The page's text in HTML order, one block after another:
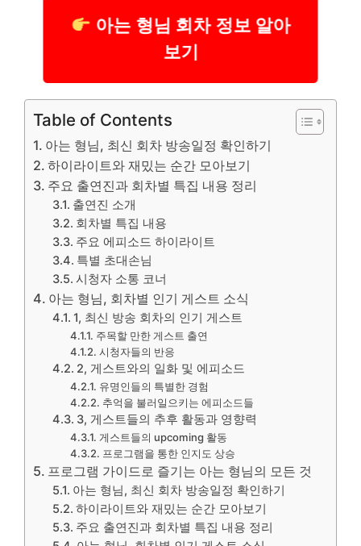
아는 형님 회차 정보 알아
보기
Table of Contents
아는 형님, 최신 회차 방송일정 확인하기
하이라이트와 재밌는 순간 모아보기
주요 출연진과 회차별 특집 내용 정리
출연진 소개
회차별 특집 내용
주요 에피소드 하이라이트
특별 초대손님
시청자 소통 코너
아는 형님, 회차별 인기 게스트 소식
1, 최신 방송 회차의 인기 게스트
주목할 만한 게스트 출연
시청자들의 반응
2, 게스트와의 일화 및 에피소드
유명인들의 특별한 경험
추억을 불러일으키는 에피소드들
3, 게스트들의 추후 활동과 영향력
게스트들의 upcoming 활동
프로그램을 통한 인지도 상승
프로그램 가이드로 즐기는 아는 형님의 모든 것
아는 형님, 최신 회차 방송일정 확인하기
하이라이트와 재밌는 순간 모아보기
주요 출연진과 회차별 특집 내용 정리